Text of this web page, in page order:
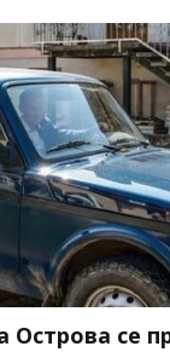
Острова се